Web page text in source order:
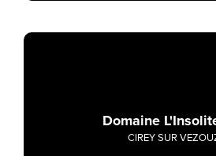
Domaine
CIREY SUR